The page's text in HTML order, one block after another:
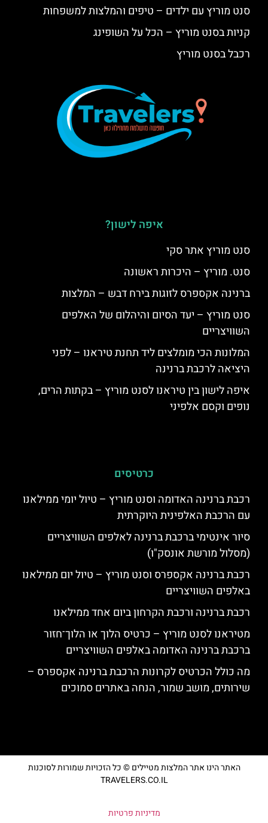
סנט מוריץ עם ילדים – טיפים והמלצות למשפחות
קניות בסנט מוריץ – הכל על השופינג
רכבל בסנט מוריץ
איפה לישון?
סנט מוריץ אתר סקי
סנט. מוריץ – היכרות ראשונה
ברנינה אקספרס לזוגות בירח דבש – המלצות
סנט מוריץ – יעד הסיום והיהלום של האלפים
השוויצריים
המלונות הכי מומלצים ליד תחנת טיראנו – לפני
היציאה לרכבת ברנינה
איפה לישון בין טיראנו לסנט מוריץ – בקתות הרים,
נופים וקסם אלפיני
כרטיסים
רכבת ברנינה האדומה וסנט מוריץ – טיול יומי ממילאנו
עם הרכבת האלפינית היוקרתית
סיור אינטימי ברכבת ברנינה לאלפים השוויצריים
(מסלול מורשת אונסק"ו)
רכבת ברנינה אקספרס וסנט מוריץ – טיול יום ממילאנו
באלפים השוויצריים
רכבת ברנינה ורכבת הקרחון ביום אחד ממילאנו
מטיראנו לסנט מוריץ – כרטיס הלוך או הלוך־חזור
ברכבת ברנינה האדומה באלפים השוויצריים
מה כולל הכרטיס לקרונות הרכבת ברנינה אקספרס –
שירותים, מושב שמור, הנחה באתרים סמוכים
האתר הינו אתר המלצות מטיילים © כל הזכויות שמורות לסוכנות
TRAVELERS.CO.IL
מדיניות פרטיות